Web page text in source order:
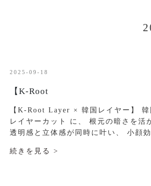
2025-09-18
【K-Root
【K-Root Layer × 韓国レイヤー】
レイヤーカット に、 根元の暗さを活
透明感と立体感が同時に叶い、 小顔
続きを見る >